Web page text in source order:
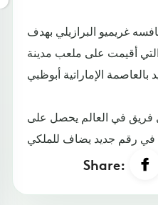
غريميو البرازيلي بهدف
التي أقيمت على ملعب مدينة
فريق في العالم يحصل على
Share: